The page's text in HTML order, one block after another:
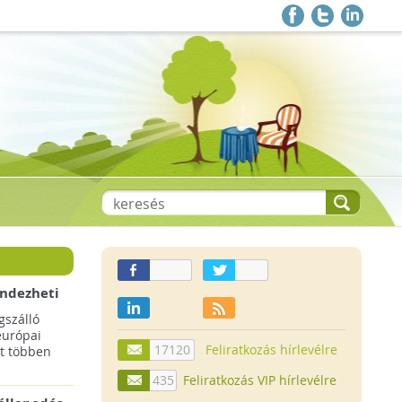
többen
17120
Feliratkozás hírlevélre
435
Feliratkozás VIP hírlevélre